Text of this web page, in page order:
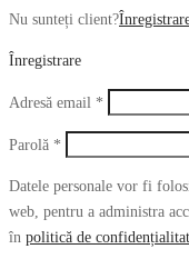
Nu sunteți client?
Înregistrare
Adresă email *
Parolă *
Datele personale vor fi
web, pentru a administra
în politică de